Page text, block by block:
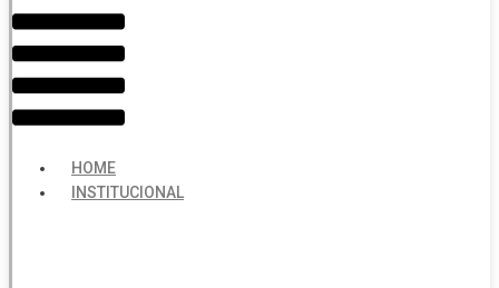
HOME
INSTITUCIONAL